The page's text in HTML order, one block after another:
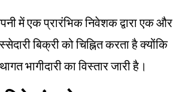
में एक प्रारंभिक निवेशक द्वारा एक और
बिक्री को चिह्नित करता है क्योंकि
भागीदारी का विस्तार जारी है।